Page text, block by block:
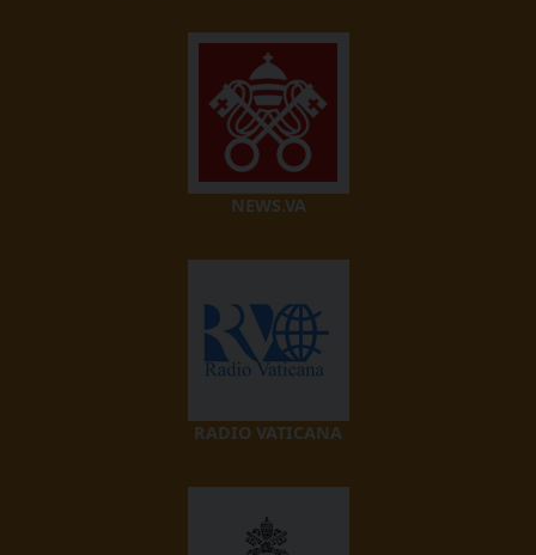
NEWS.VA
RADIO VATICANA